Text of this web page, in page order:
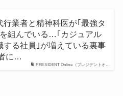
PRESIDENT Online（プレジデントオ…
行業者と精神科医が｢最強タ
組んでいる…｢カジュアル
する社員｣が増えている裏事
に…